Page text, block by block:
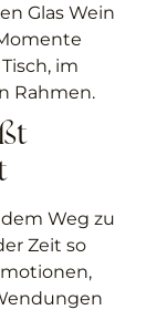
Glas Wein
im
Rahmen.
Weg zu
Zeit so